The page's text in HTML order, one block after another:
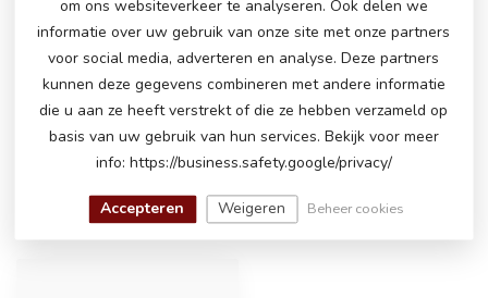
HEEFT U NOG VRAGEN OVER DIT
PRODUCT!
Neem gerust contact op met onze
klantenservice viainfo@atoys.nl of+31 40 282
7447. Wij helpen u graag verder!
RECENT BEKEKEN
om ons websiteverkeer te analyseren. Ook delen we
informatie over uw gebruik van onze site met onze partners
voor social media, adverteren en analyse. Deze partners
kunnen deze gegevens combineren met andere informatie
die u aan ze heeft verstrekt of die ze hebben verzameld op
basis van uw gebruik van hun services. Bekijk voor meer
info: https://business.safety.google/privacy/
Accepteren Weigeren Beheer cookies